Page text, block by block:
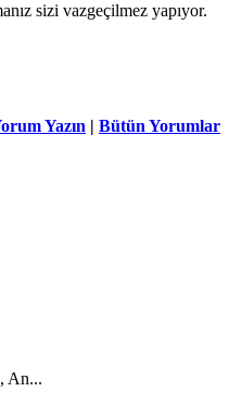
sizi vazgeçilmez yapıyor.
Yazın | Bütün Yorumlar
An...